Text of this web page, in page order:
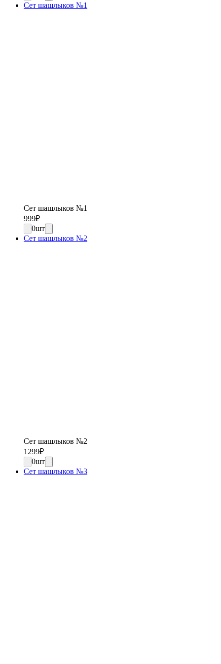
Сет шашлыков №1
Сет шашлыков №1
999₽
0шт
Сет шашлыков №2
Сет шашлыков №2
1299₽
0шт
Сет шашлыков №3